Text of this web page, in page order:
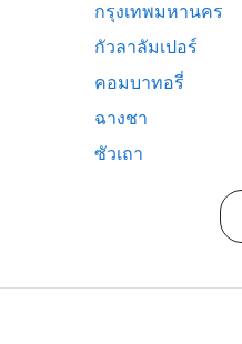
กรุงเทพมหานคร
กัวลาลัมเปอร์
คอมบาทอรี่
ฉางชา
ซัวเถา